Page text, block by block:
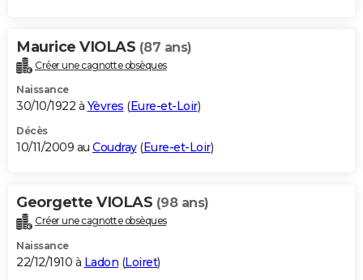
Maurice VIOLAS (87 ans)
Créer une cagnotte obsèques
Naissance
30/10/1922 à Yèvres (Eure-et-Loir)
Décès
10/11/2009 au Coudray(Eure-et-Loir)
Georgette VIOLAS (98 ans)
Créer une cagnotte obsèques
Naissance
22/12/1910 à Ladon (Loiret)